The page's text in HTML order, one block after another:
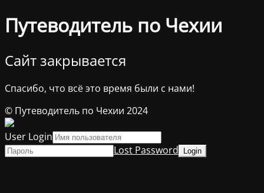
Путеводитель по Чехии
Сайт закрывается
Спасибо, что всё это время были с нами!
© Путеводитель по Чехии 2024
User Login
Lost Password